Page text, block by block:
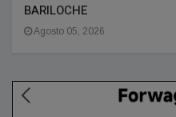
BARILOCHE
Agosto 05, 2026